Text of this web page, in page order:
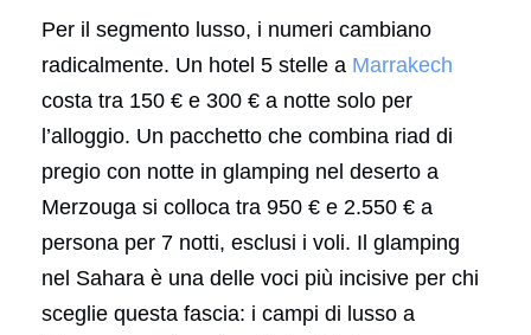
Per il segmento lusso, i numeri cambiano
radicalmente. Un hotel 5 stelle a Marrakech
costa tra 150 € e 300 € a notte solo per
l’alloggio. Un pacchetto che combina riad di
pregio con notte in glamping nel deserto a
Merzouga si colloca tra 950 € e 2.550 € a
persona per 7 notti, esclusi i voli. Il glamping
nel Sahara è una delle voci più incisive per chi
sceglie questa fascia: i campi di lusso a